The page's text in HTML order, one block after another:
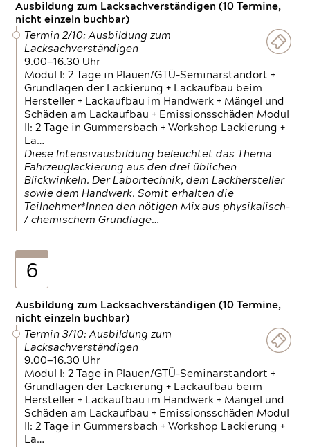
Ausbildung zum Lacksachverständigen (10 Termine,
nicht einzeln buchbar)
Termin 2/10: Ausbildung zum
Lacksachverständigen
9.00—16.30 Uhr
Modul I: 2 Tage in Plauen/GTÜ-Seminarstandort +
Grundlagen der Lackierung + Lackaufbau beim
Hersteller + Lackaufbau im Handwerk + Mängel und
Schäden am Lackaufbau + Emissionsschäden Modul
II: 2 Tage in Gummersbach + Workshop Lackierung +
La…
Diese Intensivausbildung beleuchtet das Thema
Fahrzeuglackierung aus den drei üblichen
Blickwinkeln. Der Labortechnik, dem Lackhersteller
sowie dem Handwerk. Somit erhalten die
Teilnehmer*Innen den nötigen Mix aus physikalisch-
/ chemischem Grundlage…
6
Ausbildung zum Lacksachverständigen (10 Termine,
nicht einzeln buchbar)
Termin 3/10: Ausbildung zum
Lacksachverständigen
9.00—16.30 Uhr
Modul I: 2 Tage in Plauen/GTÜ-Seminarstandort +
Grundlagen der Lackierung + Lackaufbau beim
Hersteller + Lackaufbau im Handwerk + Mängel und
Schäden am Lackaufbau + Emissionsschäden Modul
II: 2 Tage in Gummersbach + Workshop Lackierung +
La…